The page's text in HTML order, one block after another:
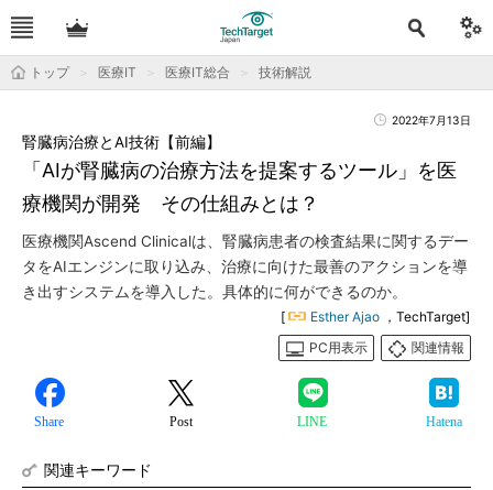
トップ 医療IT 医療IT総合 技術解説
2022年7月13日
「AIが腎臓病の治療方法を提案するツール」を医
療機関が開発 その仕組みとは？
腎臓病治療とAI技術【前編】
医療機関Ascend Clinicalは、腎臓病患者の検査結果に関するデー
タをAIエンジンに取り込み、治療に向けた最善のアクションを導
き出すシステムを導入した。具体的に何ができるのか。
[ Esther Ajao ，TechTarget]
PC用表示
関連情報
Share Post LINE Hatena
関連キーワード